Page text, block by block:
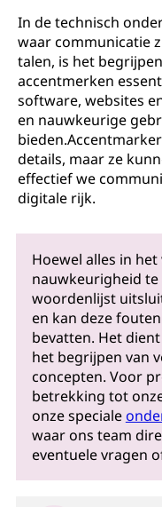
In de technisch
waar communicatie
talen, is het
accentmerken
software, websites
en nauwkeurige
details, maar ze
effectief we
digitale rijk.
Hoewel alles in
nauwkeurigheid
woordenlijst
en kan deze
bevatten. Het
het begrijpen van
concepten. Voor
betrekking tot
onze speciale
waar ons team
eventuele vragen